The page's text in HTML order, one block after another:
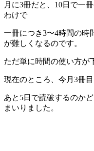
月に3冊だと、10日で一
わけで
一冊につき3〜4時間の時
が難しくなるのです。
ただ単に時間の使い方が
現在のところ、今月3冊
あと5日で読破するのか
まいりました。